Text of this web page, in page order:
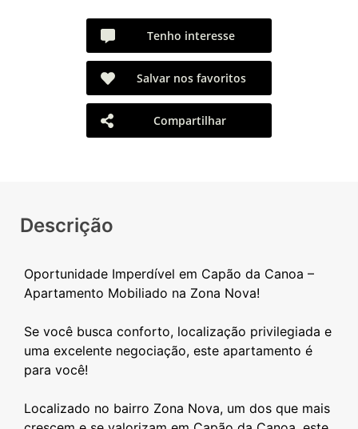
Tenho interesse
Salvar nos favoritos
Compartilhar
Descrição
Oportunidade Imperdível em Capão da Canoa –
Apartamento Mobiliado na Zona Nova!
Se você busca conforto, localização privilegiada e
uma excelente negociação, este apartamento é
para você!
Localizado no bairro Zona Nova, um dos que mais